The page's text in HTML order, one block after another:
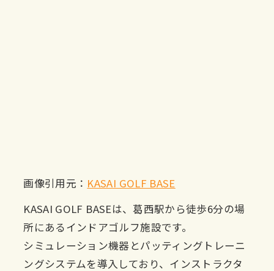
画像引用元： KASAI GOLF BASE
KASAI GOLF BASEは、葛西駅から徒歩6分の場
所にあるインドアゴルフ施設です。
シミュレーション機器とパッティングトレーニ
ングシステムを導入しており、インストラクタ